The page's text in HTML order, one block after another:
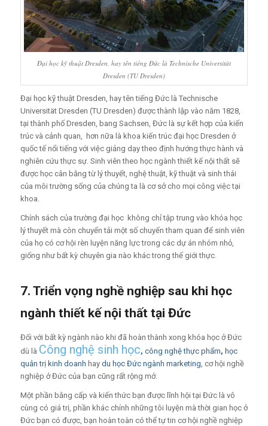
Đại học kỹ thuật Dresden, hay tên tiếng Đức là Technische Universität
Dresden (TU Dresden)
Đại học kỹ thuật Dresden, hay tên tiếng Đức là Technische
Universität Dresden (TU Dresden) được thành lập vào năm 1828,
tại thành phố Dresden, bang Sachsen, Đức là sự kết hợp của kiến
trúc và cảnh quan, hơn nữa là khoa kiến trúc đại học Dresden ở
quốc tế nổi tiếng với việc giảng dạy theo định hướng thực hành và
nghiên cứu thực sự. Sinh viên theo học ngành thiết kế nội thất sẽ
được học cân bằng từ lý thuyết, nghệ thuật, kỹ thuật và sinh thái
của môi trường sống của chúng ta là cơ sở cho mọi công việc tại
khoa.
Chính sách của trường đại học không chỉ tập trung vào khóa học
lý thuyết mà còn chuyển tải một số chuyến tham quan để sinh viên
của họ có cơ hội rèn luyện năng lực trong các dự án nhóm nhỏ,
giống như bất kỳ chuyên gia nào khác trong thế giới thực.
7. Triển vọng nghề nghiệp sau khi học
ngành thiết kế nội thất tại Đức
Đối với bất kỳ ngành nào khi đã hoàn thành xong khóa học ở Đức
dù là Công nghệ sinh học, công nghệ thực phẩm, học
quản trị kinh doanh hay du học Đức ngành marketing, cơ hội nghề
nghiệp ở Đức của bạn cũng rất rộng mở.
Một phần bằng cấp và kiến thức bạn được lĩnh hội tại Đức là vô
cùng có giá trị, phần khác chính những tôi luyện mà thời gian học ở
Đức bạn có được, bạn hoàn toàn có thể tự tin cơ hội nghề nghiệp